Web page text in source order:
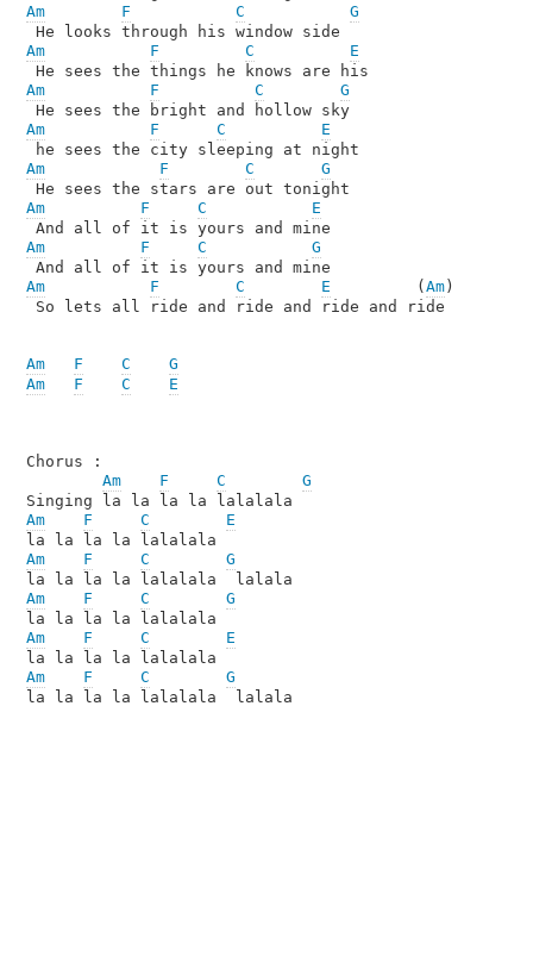
Am
F C
G
Am
F C
E
Am
F C
G
He sees the bright and hollow sky
Am
F C
E
Am
F C
G
Am
F C
E
Am
F C
G
Am
F C E
         (
Am)
So lets all ride and ride and ride and ride
Am F C
G
Am
F C E
Chorus :
Am
F C
G
Am
F C
E
Am
F C
G
Am
F C
G
Am
F C
E
Am
F C
G
la la la la lalalala  lalala